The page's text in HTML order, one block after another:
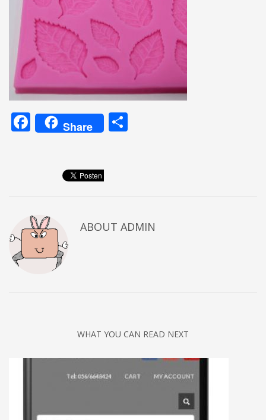
Facebook
Share
ABOUT ADMIN
WHAT YOU CAN READ NEXT